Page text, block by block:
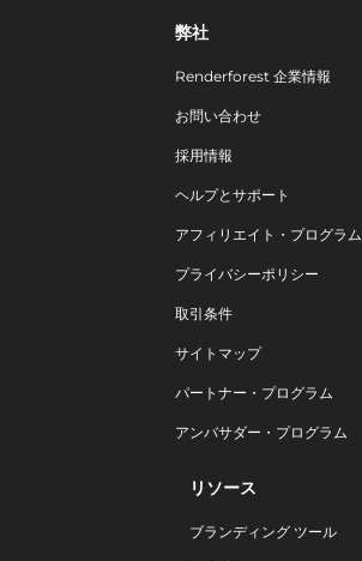
弊社
Renderforest 企業情報
お問い合わせ
採用情報
ヘルプとサポート
アフィリエイト・プログラム
プライバシーポリシー
取引条件
サイトマップ
パートナー・プログラム
アンバサダー・プログラム
リソース
ブランディング ツール